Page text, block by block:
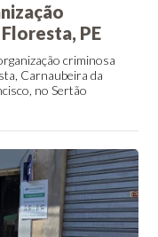
PE
criminosa
Carnaubeira da
no Sertão